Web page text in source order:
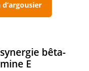
bêta-
E